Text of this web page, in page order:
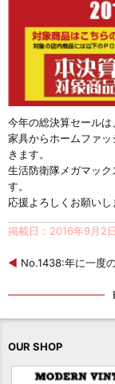
今年の総決算セールは
家具からホームファ
きます。
生活防衛隊メガマッ
す。
応援よろしくお願いし
掲載日：2016年9月2日
◀ No.1438:年に一度
OUR SHOP